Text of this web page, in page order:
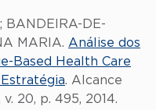
BANDEIRA-DE-
MARIA. Análise dos
Based Health Care
. Alcance
20, p. 495, 2014.